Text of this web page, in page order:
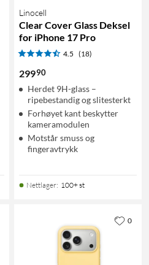
Linocell
Clear Cover Glass Deksel
for iPhone 17 Pro
4.5 (18)
29990
Herdet 9H-glass –
ripebestandig og slitesterkt
Forhøyet kant beskytter
kameramodulen
Motstår smuss og
fingeravtrykk
Nettlager: 100+ st
0